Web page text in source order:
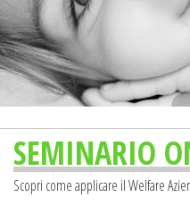
.
SEMINARIO
Scopri come applicare il Welfare